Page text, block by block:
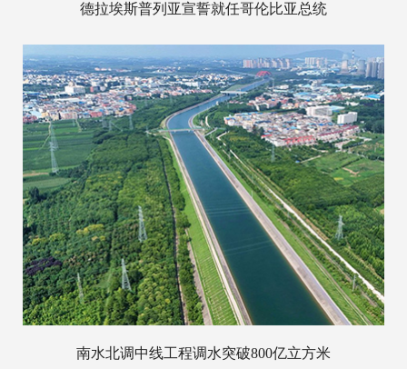
德拉埃斯普列亚宣誓就任哥伦比亚总统
南水北调中线工程调水突破800亿立方米